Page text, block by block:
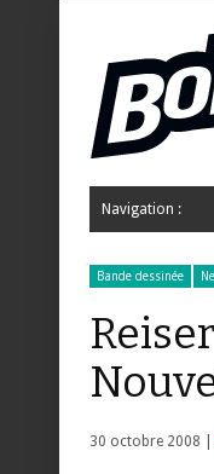
Navigation :
Bande dessinée
30 octobre 2008 |